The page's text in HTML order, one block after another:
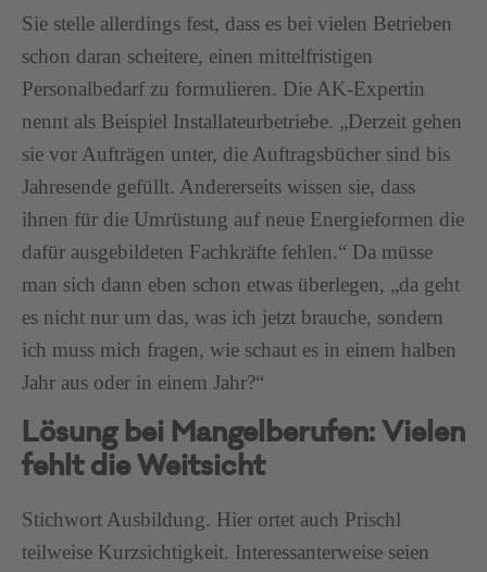
Sie stelle allerdings fest, dass es bei vielen Betrieben
schon daran scheitere, einen mittelfristigen
Personalbedarf zu formulieren. Die AK-Expertin
nennt als Beispiel Installateurbetriebe. „Derzeit gehen
sie vor Aufträgen unter, die Auftragsbücher sind bis
Jahresende gefüllt. Andererseits wissen sie, dass
ihnen für die Umrüstung auf neue Energieformen die
dafür ausgebildeten Fachkräfte fehlen.“ Da müsse
man sich dann eben schon etwas überlegen, „da geht
es nicht nur um das, was ich jetzt brauche, sondern
ich muss mich fragen, wie schaut es in einem halben
Jahr aus oder in einem Jahr?“
Lösung bei Mangelberufen: Vielen
fehlt die Weitsicht
Stichwort Ausbildung. Hier ortet auch Prischl
teilweise Kurzsichtigkeit. Interessanterweise seien